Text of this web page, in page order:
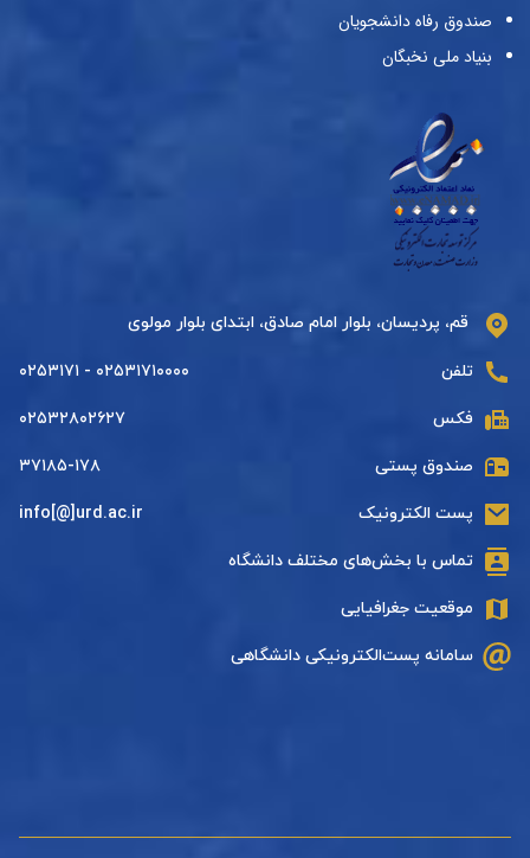
صندوق رفاه دانشجویان
بنیاد ملی نخبگان
قم، پردیسان، بلوار امام صادق، ابتدای بلوار مولوی
تلفن ۰۲۵۳۱۷۱۰۰۰۰ - ۰۲۵۳۱۷۱
فکس ۰۲۵۳۲۸۰۲۶۲۷
صندوق پستی ۳۷۱۸۵-۱۷۸
پست الکترونیک info[@]urd.ac.ir
تماس با بخش‌های مختلف دانشگاه
موقعیت جغرافیایی
سامانه پست‌الکترونیکی دانشگاهی